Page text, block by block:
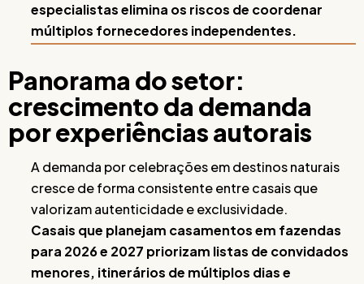
especialistas elimina os riscos de coordenar
múltiplos fornecedores independentes.
Panorama do setor:
crescimento da demanda
por experiências autorais
A demanda por celebrações em destinos naturais
cresce de forma consistente entre casais que
valorizam autenticidade e exclusividade.
Casais que planejam casamentos em fazendas
para 2026 e 2027 priorizam listas de convidados
menores, itinerários de múltiplos dias e